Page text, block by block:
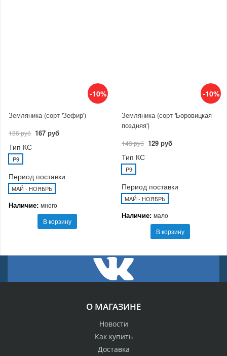
-10%
Земляника (сорт 'Зефир')
186 руб 167 руб
Тип КС
P9
Период поставки
МАЙ - НОЯБРЬ
Наличие: много
В корзину
-10%
Земляника (сорт 'Боровицкая
поздняя')
143 руб 129 руб
Тип КС
P9
Период поставки
МАЙ - НОЯБРЬ
Наличие: мало
В корзину
О МАГАЗИНЕ
Новости
Как купить
Доставка